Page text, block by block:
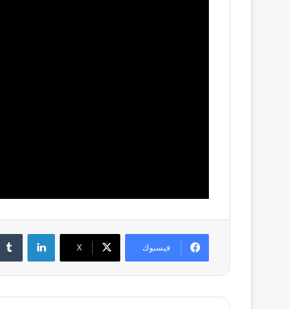
فيسبوك X
لينكدإن